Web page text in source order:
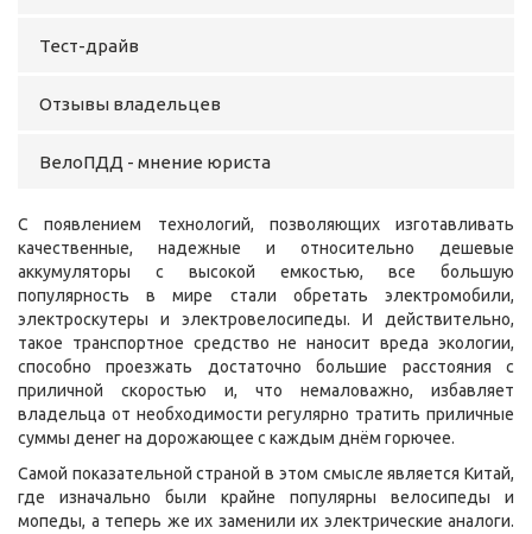
Тест-драйв
Отзывы владельцев
ВелоПДД - мнение юриста
С появлением технологий, позволяющих изготавливать
качественные, надежные и относительно дешевые
аккумуляторы с высокой емкостью, все большую
популярность в мире стали обретать электромобили,
электроскутеры и электровелосипеды. И действительно,
такое транспортное средство не наносит вреда экологии,
способно проезжать достаточно большие расстояния с
приличной скоростью и, что немаловажно, избавляет
владельца от необходимости регулярно тратить приличные
суммы денег на дорожающее с каждым днём горючее.
Самой показательной страной в этом смысле является Китай,
где изначально были крайне популярны велосипеды и
мопеды, а теперь же их заменили их электрические аналоги.